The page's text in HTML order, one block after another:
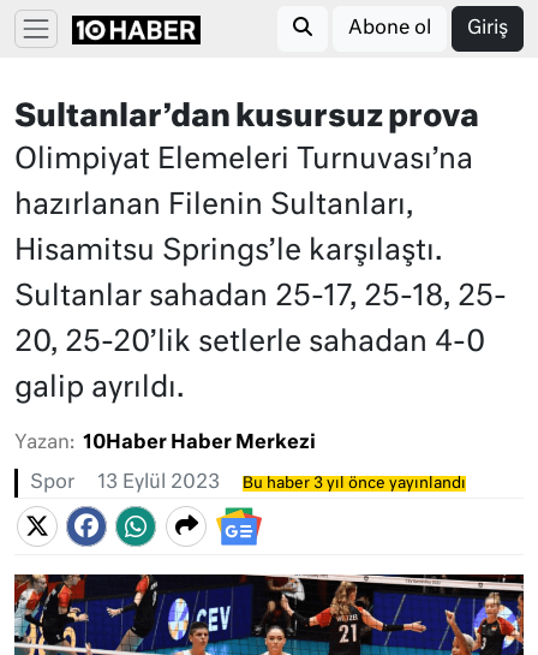
Abone ol Giriş
Sultanlar’dan kusursuz prova
Olimpiyat Elemeleri Turnuvası’na
hazırlanan Filenin Sultanları,
Hisamitsu Springs’le karşılaştı.
Sultanlar sahadan 25-17, 25-18, 25-
20, 25-20’lik setlerle sahadan 4-0
galip ayrıldı.
Yazan: 10Haber Haber Merkezi
Spor 13 Eylül 2023 Bu haber 3 yıl önce yayınlandı